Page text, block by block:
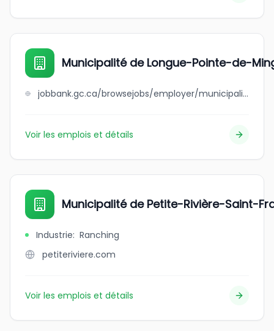
Municipalité de Longue-Pointe-de-
jobbank.gc.ca/browsejobs/employer/municipalit%C3%A9+de+longue-pointe-de-mingan/ca
Voir les emplois et détails
Municipalité de Petite-Rivière-Saint-
Industrie: Ranching
petiteriviere.com
Voir les emplois et détails